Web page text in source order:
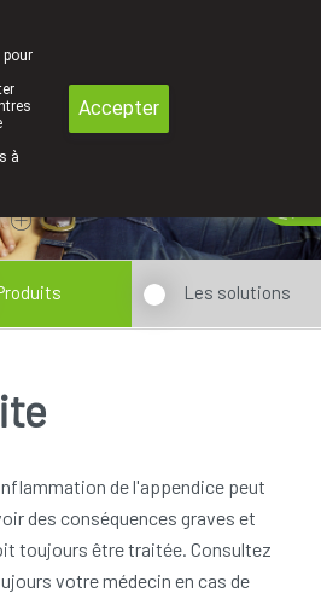
Les solutions
de l'appendice peut
des conséquences graves et
toujours être traitée. Consultez
votre médecin en cas de
pour
à
Accepter